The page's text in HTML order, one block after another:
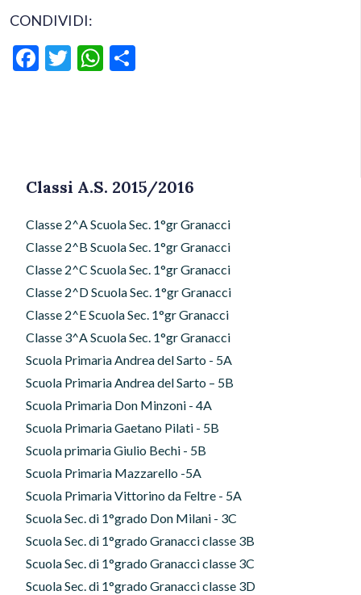
CONDIVIDI:
Facebook
TwitterWhatsApp
Classi A.S. 2015/2016
Classe 2^A Scuola Sec. 1°gr Granacci
Classe 2^B Scuola Sec. 1°gr Granacci
Classe 2^C Scuola Sec. 1°gr Granacci
Classe 2^D Scuola Sec. 1°gr Granacci
Classe 2^E Scuola Sec. 1°gr Granacci
Classe 3^A Scuola Sec. 1°gr Granacci
Scuola Primaria Andrea del Sarto - 5A
Scuola Primaria Andrea del Sarto – 5B
Scuola Primaria Don Minzoni - 4A
Scuola Primaria Gaetano Pilati - 5B
Scuola primaria Giulio Bechi - 5B
Scuola Primaria Mazzarello -5A
Scuola Primaria Vittorino da Feltre - 5A
Scuola Sec. di 1°grado Don Milani - 3C
Scuola Sec. di 1°grado Granacci classe 3B
Scuola Sec. di 1°grado Granacci classe 3C
Scuola Sec. di 1°grado Granacci classe 3D